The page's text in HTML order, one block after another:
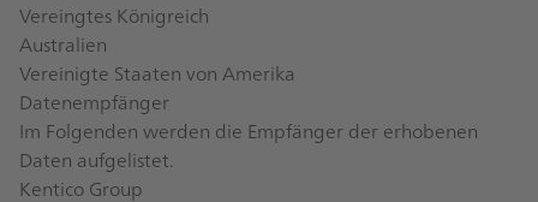
Vereingtes Königreich
Australien
Vereinigte Staaten von Amerika
Datenempfänger
Im Folgenden werden die Empfänger der erhobenen
Daten aufgelistet.
Kentico Group